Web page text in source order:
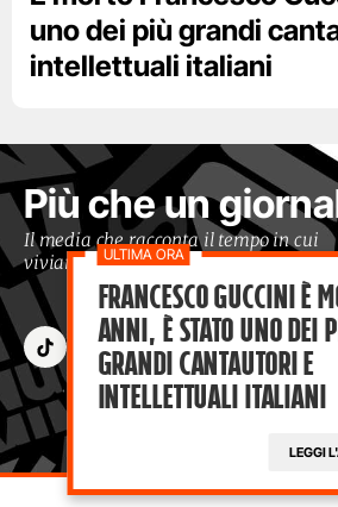
uno dei più grandi
intellettuali italiani
Più che un
Il media che racconta il tempo in cui
viviamo con occhi moderni
Francesco Guccini è
anni, è stato uno dei
grandi cantautori e
intellettuali italiani
LEGGI